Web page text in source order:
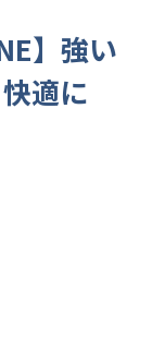
】強い
適に